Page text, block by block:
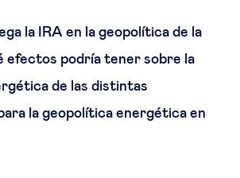
la IRA en la geopolítica de la
efectos podría tener sobre la
de las distintas
la geopolítica energética en